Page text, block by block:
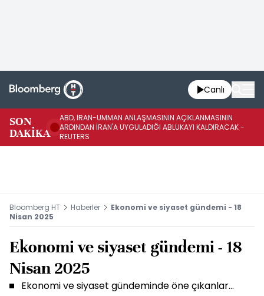
Canlı
SON
DAKİKA
ABD, İRAN-UMMAN ANLAŞMASININ AÇIKLANMASININ
ARDINDAN İRAN'A UYGULADIĞI ABLUKAYI KALDIRACAK -
REUTERS
Bloomberg HT Haberler
Ekonomi ve siyaset gündemi - 18
Nisan 2025
Ekonomi ve siyaset gündemi - 18
Nisan 2025
Ekonomi ve siyaset gündeminde öne çıkanlar...